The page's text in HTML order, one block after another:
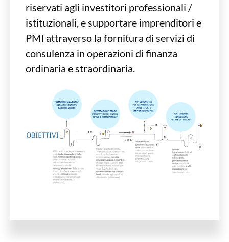
riservati agli investitori professionali /
istituzionali, e supportare imprenditori e
PMI attraverso la fornitura di servizi di
consulenza in operazioni di finanza
ordinaria e straordinaria.